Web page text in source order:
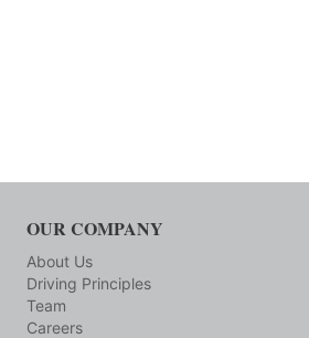
OUR COMPANY
About Us
Driving Principles
Team
Careers